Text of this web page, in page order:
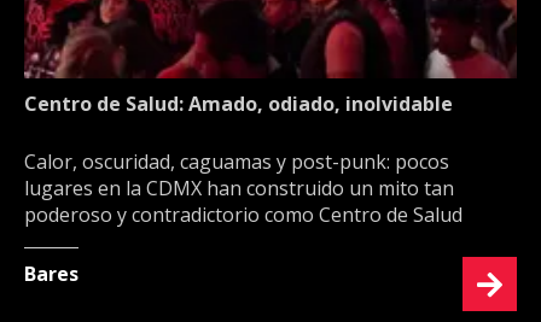
Centro de Salud: Amado, odiado, inolvidable
Calor, oscuridad, caguamas y post-punk: pocos
lugares en la CDMX han construido un mito tan
poderoso y contradictorio como Centro de Salud
Bares